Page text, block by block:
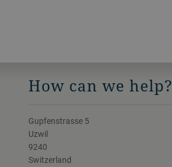
How can we help?
Gupfenstrasse 5
Uzwil
9240
Switzerland